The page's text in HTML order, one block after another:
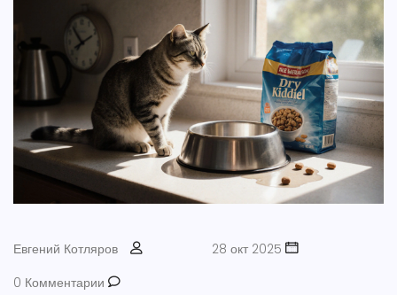
Евгений Котляров
28 окт 2025
0 Комментарии